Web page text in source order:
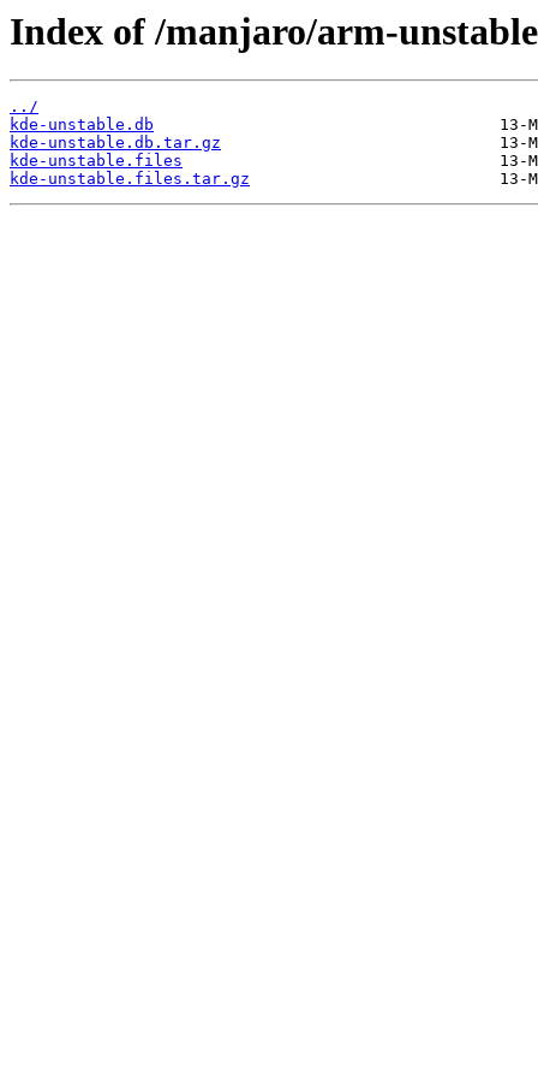
Index of /manjaro/arm-
../
kde-unstable.db
kde-unstable.db.tar.gz
kde-unstable.files
kde-unstable.files.tar.gz